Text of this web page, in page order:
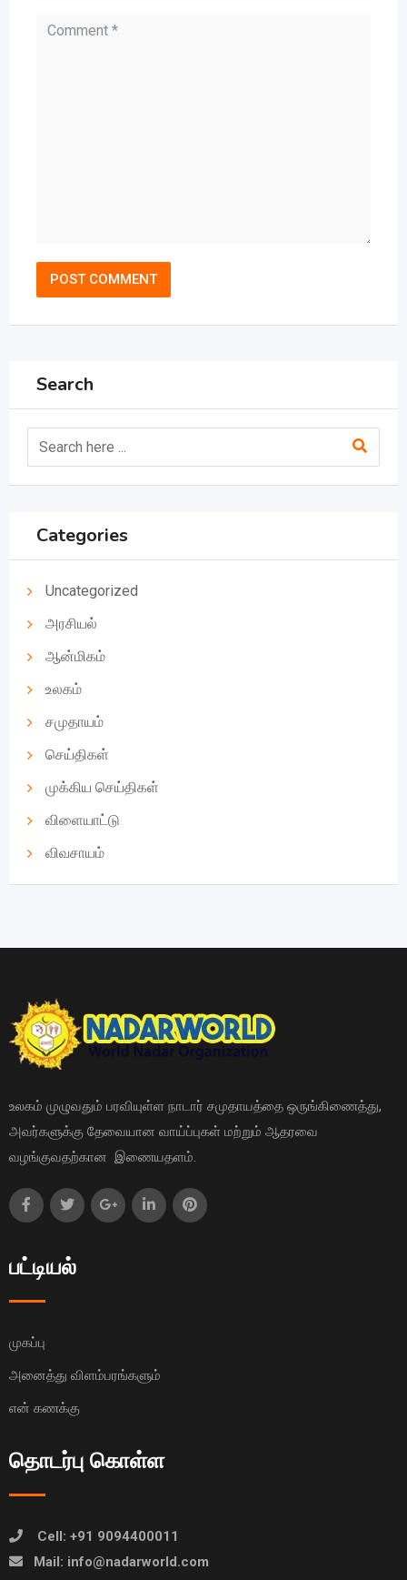
Search
Categories
Uncategorized
அரசியல்
ஆன்மிகம்
உலகம்
சமுதாயம்
செய்திகள்
முக்கிய செய்திகள்
விளையாட்டு
விவசாயம்
உலகம் முழுவதும் பரவியுள்ள நாடார் சமுதாயத்தை ஒருங்கிணைத்து,
அவர்களுக்கு தேவையான வாய்ப்புகள் மற்றும் ஆதரவை
வழங்குவதற்கான இணையதளம்.
பட்டியல்
முகப்பு
அனைத்து விளம்பரங்களும்
என் கணக்கு
தொடர்பு கொள்ள
Cell: +91 9094400011
Mail: info@nadarworld.com